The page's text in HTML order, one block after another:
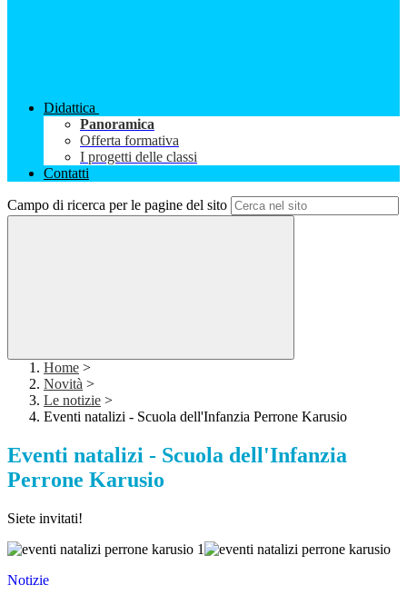
Didattica
Panoramica
Offerta formativa
I progetti delle classi
Contatti
Campo di ricerca per le pagine del sito
Home >
Novità >
Le notizie >
Eventi natalizi - Scuola dell'Infanzia Perrone Karusio
Eventi natalizi - Scuola dell'Infanzia
Perrone Karusio
Siete invitati!
Notizie